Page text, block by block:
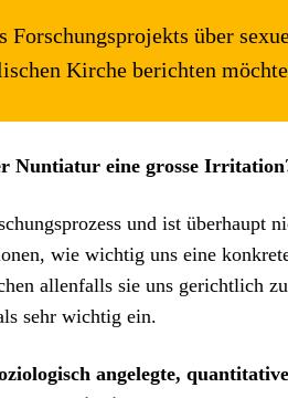
Forschung­spro­jek­ts über
Kirche bericht­en
Nun­tiatur eine grosse
und ist über­haupt
wie wichtig uns eine
allen­falls sie uns gerichtlich
sehr wichtig ein.
angelegte,